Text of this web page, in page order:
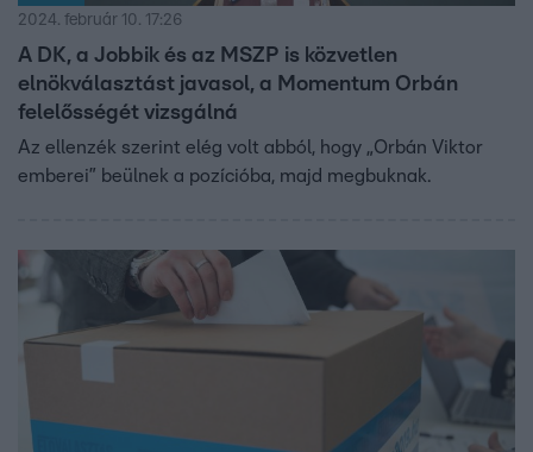
2024. február 10. 17:26
A DK, a Jobbik és az MSZP is közvetlen
elnökválasztást javasol, a Momentum Orbán
felelősségét vizsgálná
Az ellenzék szerint elég volt abból, hogy „Orbán Viktor
emberei” beülnek a pozícióba, majd megbuknak.